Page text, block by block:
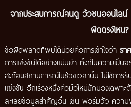
จากประสบการณ์คนดู วัวชนออนไลน์
ผิดตรงไหน?
ข้อผิดพลาดที่พบได้บ่อยคือการเข้าใจว่า รา
การแข่งขันได้อย่างแม่นยำ ทั้งที่ในความเป็น
สะท้อนสถานการณ์ในช่วงเวลานั้น ไม่ใช่การ
แข่งขัน อีกเรื่องหนึ่งคือมือใหม่มักมองเฉพาะ
ละเลยข้อมูลสำคัญอื่น เช่น ฟอร์มวัว ควา